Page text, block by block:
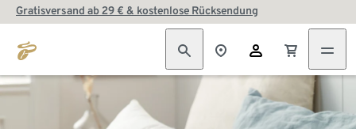
Gratisversand ab 29 € & kostenlose Rücksendung